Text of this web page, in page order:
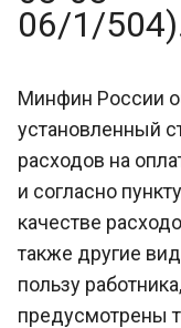
06/1/
Минфин России
установленный
расходов на
и согласно
качестве
также другие
пользу
предусмотрены